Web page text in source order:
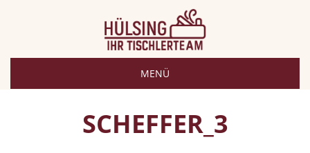
MENÜ
SCHEFFER_3